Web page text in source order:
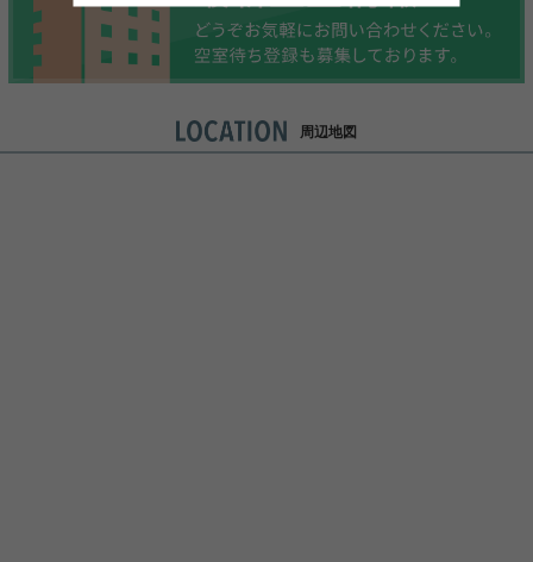
周辺地図